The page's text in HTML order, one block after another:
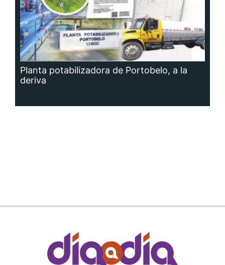
Planta potabilizadora de Portobelo, a la
deriva